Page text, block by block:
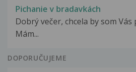
Pichanie v bradavkách
Dobrý večer, chcela by som
Mám...
DOPORUČUJEME